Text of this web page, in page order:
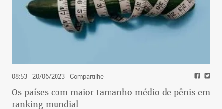
08:53 - 20/06/2023- Compartilhe
Os países com maior tamanho médio de pênis em
ranking mundial